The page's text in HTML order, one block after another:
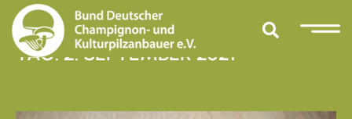
TAG: 2. SEPTEMBER 2021